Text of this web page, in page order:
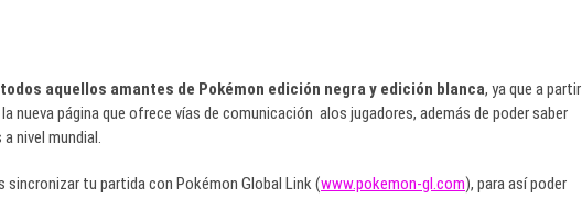
aquellos amantes de Pokémon edición negra y edición blanca, ya que a partir
la nueva página que ofrece vías de comunicación alos jugadores, además de poder saber
nivel mundial.
sincronizar tu partida con Pokémon Global Link (www.pokemon-gl.com), para así poder